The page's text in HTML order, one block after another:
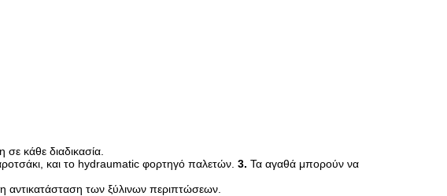
κάθε διαδικασία.
και το hydraumatic φορτηγό παλετών. 3. Τα αγαθά μπορούν να
αντικατάσταση των ξύλινων περιπτώσεων.